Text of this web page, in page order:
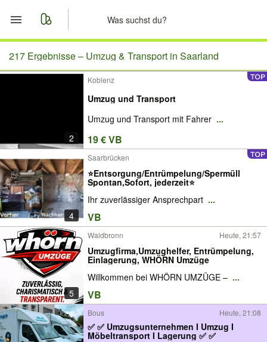
Start
Nachrichten
Anzeige aufgeben
217 Ergebnisse – Umzug & Transport in Saarland
2
Koblenz
Umzug und Transport
Umzug und Transport mit Fahrer ...
19 € VB
4
Saarbrücken
⭐Entsorgung/Entrümpelung/Spermüll
Spontan,Sofort, jederzeit⭐
Ihr zuverlässiger Ansprechpart ...
VB
5
Waldbronn Heute, 21:57
Umzugfirma,Umzughelfer, Entrümpelung,
Einlagerung, WHÖRN Umzüge
Willkommen bei WHÖRN UMZÜGE – ...
VB
Bous Heute, 21:08
✅ ✅ Umzugsunternehmen I Umzug I
Möbeltransport I Lagerung ✅ ✅